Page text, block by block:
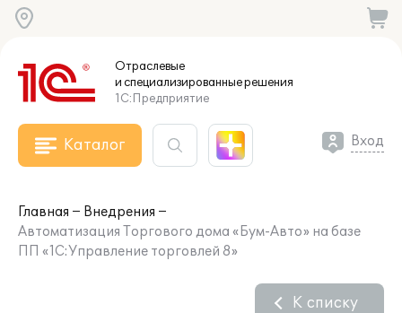
Отраслевые
и специализированныерешения
1С:Предприятие
Каталог Вход
Главная
Внедрения
Автоматизация Торгового дома «Бум-Авто» на базе
ПП «1С:Управление торговлей 8»
К списку